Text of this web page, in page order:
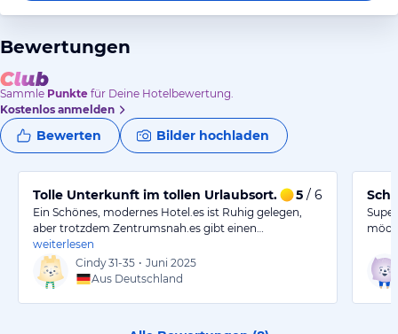
Bewertungen
Sammle Punkte für Deine Hotelbewertung.
Kostenlos anmelden
Bewerten Bilder hochladen
Tolle Unterkunft im tollen Urlaubsort. 5 / 6
Ein Schönes, modernes Hotel.es ist Ruhig gelegen,
aber trotzdem Zentrumsnah.es gibt einen…
weiterlesen
Cindy31-35 • Juni 2025
Aus Deutschland